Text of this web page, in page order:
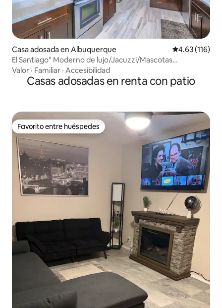
Casa adosada en Albuquerque Calificación
4.63 (116)
El Santiago" Moderno de lujo/Jacuzzi/Mascotas
bienvenidas
Valor · Familiar · Accesibilidad
Casas adosadas en renta con patio
Favorito entre huéspedes
Favorito entre huéspedes